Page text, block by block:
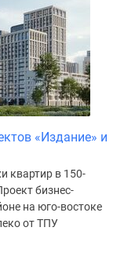
«Издание» и
квартир в 150-
бизнес-
на юго-востоке
от ТПУ